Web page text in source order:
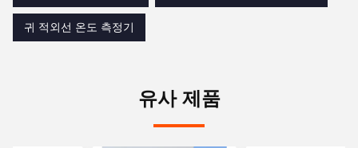
귀 적외선 온도 측정기
유사 제품